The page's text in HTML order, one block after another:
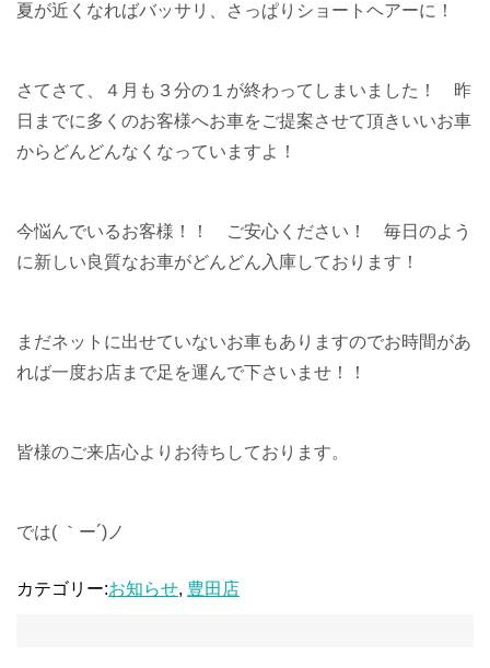
夏が近くなればバッサリ、さっぱりショートヘアーに！
さてさて、４月も３分の１が終わってしまいました！ 昨
日までに多くのお客様へお車をご提案させて頂きいいお車
からどんどんなくなっていますよ！
今悩んでいるお客様！！ ご安心ください！ 毎日のよう
に新しい良質なお車がどんどん入庫しております！
まだネットに出せていないお車もありますのでお時間があ
れば一度お店まで足を運んで下さいませ！！
皆様のご来店心よりお待ちしております。
では( ｀ー´)ノ
カテゴリー:お知らせ, 豊田店